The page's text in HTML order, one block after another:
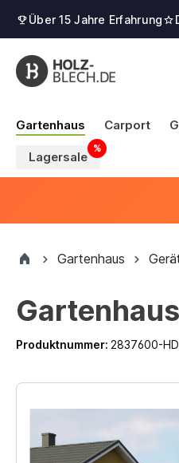
Über 15 Jahre Erfahrung
Gartenhaus Carport
Lagersale
Gartenhaus
Produktnummer: 2837600-HD